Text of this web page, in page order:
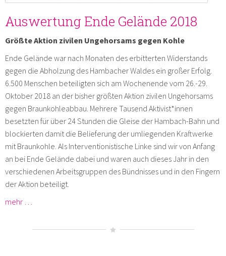
Auswertung Ende Gelände 2018
Größte Aktion zivilen Ungehorsams gegen Kohle
Ende Gelände war nach Monaten des erbitterten Widerstands
gegen die Abholzung des Hambacher Waldes ein großer Erfolg.
6.500 Menschen beteiligten sich am Wochenende vom 26.-29.
Oktober 2018 an der bisher größten Aktion zivilen Ungehorsams
gegen Braunkohleabbau. Mehrere Tausend Aktivist*innen
besetzten für über 24 Stunden die Gleise der Hambach-Bahn und
blockierten damit die Belieferung der umliegenden Kraftwerke
mit Braunkohle. Als Interventionistische Linke sind wir von Anfang
an bei Ende Gelände dabei und waren auch dieses Jahr in den
verschiedenen Arbeitsgruppen des Bündnisses und in den Fingern
der Aktion beteiligt.
mehr …